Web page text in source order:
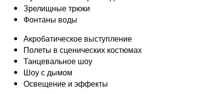
Зрелищные трюки
Фонтаны воды​
Акробатическое выступление
Полеты в сценических костюмах
Танцевальное шоу
Шоу с дымом
Освещение и эффекты